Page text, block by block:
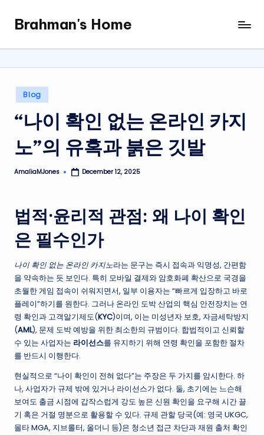
content
Brahman's Home
Spiritual
and
it
all
Posted
in
Blog
“나이 확인 없는 온라인 카지
노”의 유혹과 붉은 깃발
Posted
AmaliaMJones December 12, 2025
법적·윤리적 관점: 왜 나이 확인
은 필수인가
나이 확인 없는 온라인 카지노라는 문구는 즉시 접속과 익명성, 간편함
을 약속하는 듯 보인다. 특히 모바일 결제와 암호화폐 확산으로 국경을
초월한 게임 접속이 쉬워지면서, 일부 이용자는 “빠르게 입장하고 바로
플레이”하기를 원한다. 그러나 온라인 도박 산업의 핵심 안전장치는 연
령 확인과 고객알기제도(KYC)이며, 이는 미성년자 보호, 자금세탁방지
(AML), 문제 도박 예방을 위한 최소한의 규범이다. 합법적이고 신뢰할
수 있는 사업자는 라이선스를 유지하기 위해 연령 확인을 포함한 절차
를 반드시 이행한다.
현실적으로 “나이 확인이 전혀 없다”는 주장은 두 가지를 암시한다. 하
나, 사업자가 규제 밖에 있거나 라이선스가 없다. 둘, 초기에는 느슨해
보여도 출금 시점에 갑작스럽게 강도 높은 신원 확인을 요구해 시간 끌
기 혹은 거절 명분으로 활용할 수 있다. 규제 관할 당국(예: 영국 UKGC,
몰타 MGA, 지브롤터, 올더니 등)은 청소년 접근 차단과 재원 출처 확인